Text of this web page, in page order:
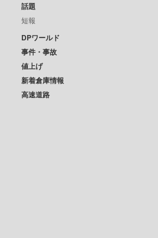
話題
短報
DPワールド
事件・事故
値上げ
新着倉庫情報
高速道路